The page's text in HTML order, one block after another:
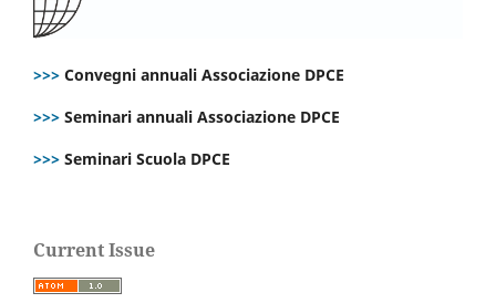
>>> Convegni annuali Associazione DPCE
>>> Seminari annuali Associazione DPCE
>>> Seminari Scuola DPCE
Current Issue